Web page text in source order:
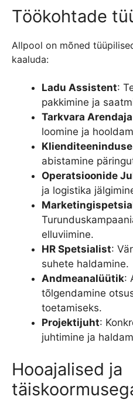
Töökohtade
Allpool on mõned
kaaluda:
Ladu Assistent:
pakkimine ja
Tarkvara Arendaja
loomine ja
abistamine
Operatsioonide
ja logistika
elluviimine.
HR Spetsialist:
suhete haldamine.
Andmeanalüütik:
tõlgendamine
toetamiseks.
Projektijuht:
juhtimine ja
Hooajalised ja